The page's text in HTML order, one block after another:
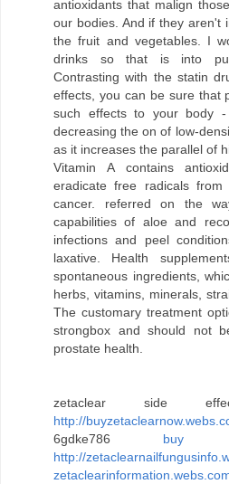
antioxidants that malign
our bodies. And if they aren't
the fruit and vegetables. I
drinks so that is into
Contrasting with the statin
effects, you can be sure that
such effects to your body
decreasing the on of low-
as it increases the parallel of
Vitamin A contains
eradicate free radicals
cancer. referred on the
capabilities of aloe and
infections and peel
laxative. Health
spontaneous ingredients,
herbs, vitamins, minerals,
The customary treatment
strongbox and should not
prostate health.
zetaclear side
http://
6gdke786 buy
http://